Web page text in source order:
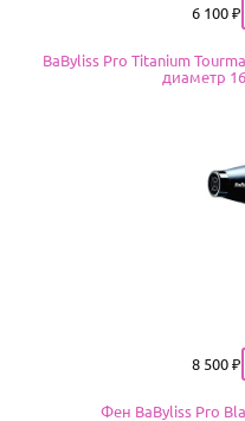
Цена
6 100 ₽
BaByliss Pro Titanium
диаметр
Цена
8 500 ₽
Фен BaByliss Pro